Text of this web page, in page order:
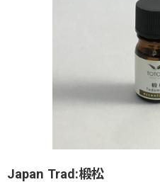
Japan Trad:椴松